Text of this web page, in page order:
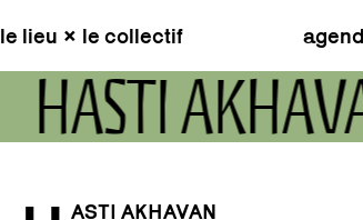
le lieu × le collectif
HASTI
ASTI AKHAVAN